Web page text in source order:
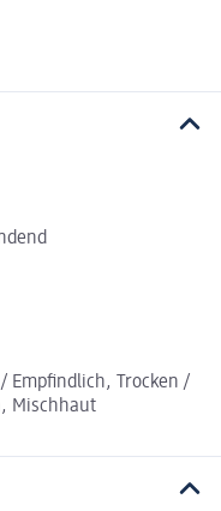
Empfindlich, Trocken /
Mischhaut